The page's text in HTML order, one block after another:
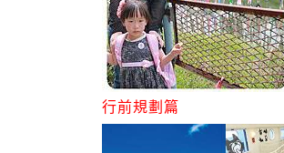
行前規劃篇